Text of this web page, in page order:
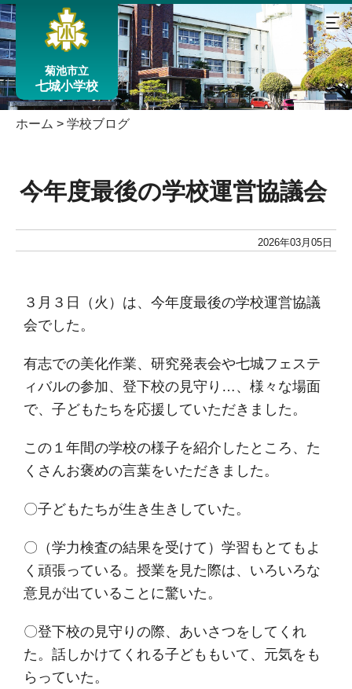
菊池市立
七城小学校
ホーム > 学校ブログ
今年度最後の学校運営協議会
2026年03月05日
３月３日（火）は、今年度最後の学校運営協議
会でした。
有志での美化作業、研究発表会や七城フェステ
ィバルの参加、登下校の見守り…、様々な場面
で、子どもたちを応援していただきました。
この１年間の学校の様子を紹介したところ、た
くさんお褒めの言葉をいただきました。
〇子どもたちが生き生きしていた。
〇（学力検査の結果を受けて）学習もとてもよ
く頑張っている。授業を見た際は、いろいろな
意見が出ていることに驚いた。
〇登下校の見守りの際、あいさつをしてくれ
た。話しかけてくれる子どももいて、元気をも
らっていた。